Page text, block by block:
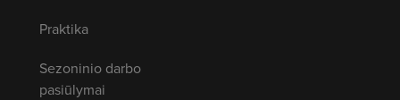
Praktika
Sezoninio darbo
pasiūlymai